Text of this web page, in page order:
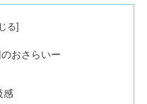
おさらいー
感